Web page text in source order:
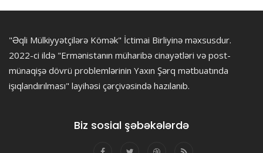
"Əqli Mülkiyyətçilərə Kömək" İctimai Birliyinə məxsusdur.
2022-ci ildə "Ermənistanın müharibə cinayətləri və post-
münaqişə dövrü problemlərinin Yaxın Şərq mətbuatında
işıqlandırılması" layihəsi çərçivəsində hazılanıb.
Biz sosial şəbəkələrdə